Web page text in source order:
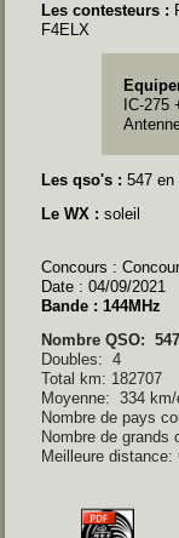
Les contesteurs :
F4ELX
IC-275
Les qso's :547 en
Le WX :soleil
Concours :
Date : 04/09/2021
Bande : 144MHz
Nombre QSO: 547
Doubles: 4
Total km: 182707
Moyenne: 334
Nombre de pays
Nombre de grands
Meilleure